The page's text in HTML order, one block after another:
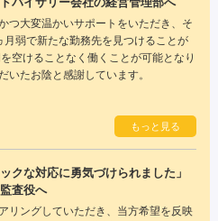
つ大変温かいサポートをいただき、そ
弱で新たな勤務先を見つけることが
空けることなく働くことが可能となり
いたお陰と感謝しています。
もっと見る
クな対応に勇気づけられました」
査役へ
リングしていただき、当方希望を反映